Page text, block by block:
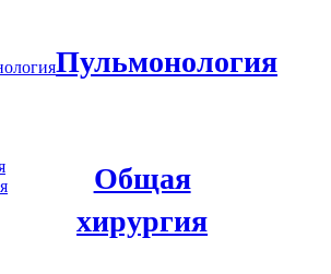
Пульмонология
Общая
хирургия